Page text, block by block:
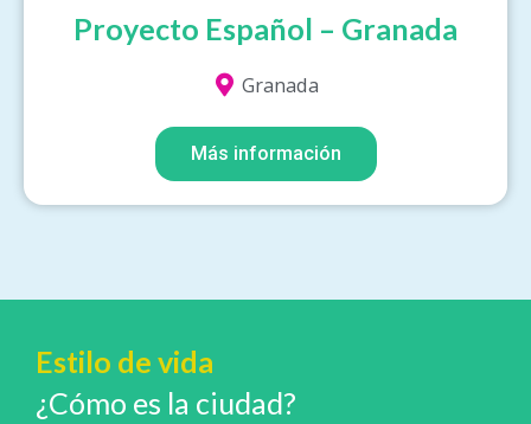
Proyecto Español – Granada
Granada
Más información
Estilo de vida
¿Cómo es la ciudad?